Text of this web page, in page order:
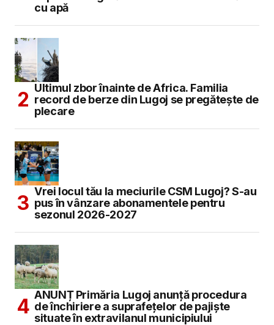
cu apă
Ultimul zbor înainte de Africa. Familia
record de berze din Lugoj se pregătește de
plecare
Vrei locul tău la meciurile CSM Lugoj? S-au
pus în vânzare abonamentele pentru
sezonul 2026-2027
ANUNȚ Primăria Lugoj anunță procedura
de închiriere a suprafețelor de pajiște
situate în extravilanul municipiului